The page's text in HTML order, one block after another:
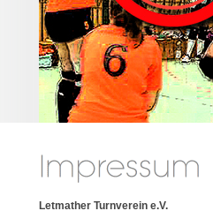
Letmather Turnverein e.V.